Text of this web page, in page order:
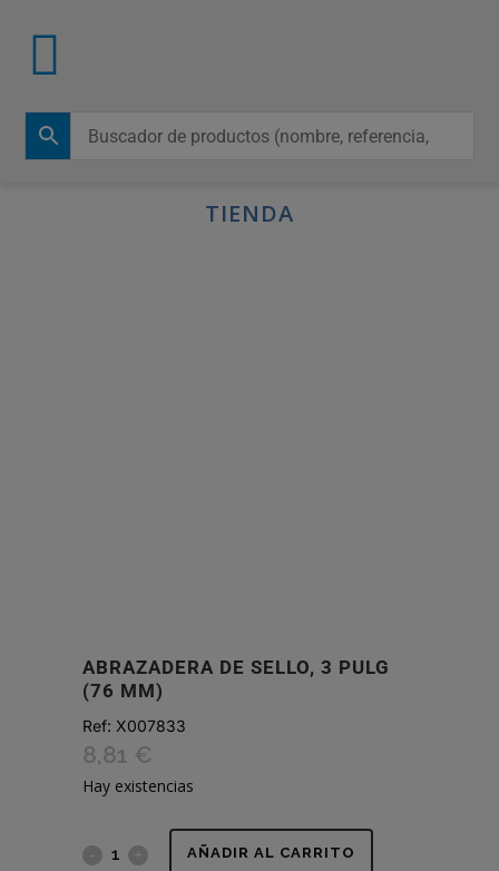
TIENDA
ABRAZADERA DE SELLO, 3 PULG
(76 MM)
Ref: X007833
8,81 €
Hay existencias
ABRAZADERA AÑADIR AL CARRITO